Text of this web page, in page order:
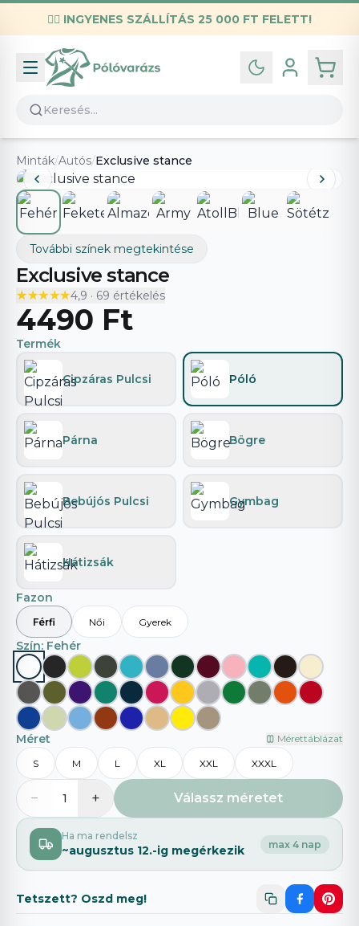
✌🏼 INGYENES SZÁLLÍTÁS 25 000 FT FELETT!
Infó
Kapcsolat
GYIK
Általános szerződési feltételek
Adatvédelmi nyilatkozat
Minták/Autós/Exclusive stance
További színek megtekintése
Exclusive stance
★★★★★
★★★★★4,9 · 69 értékelés
4490 Ft
Termék
Cipzáras Pulcsi Póló
Párna Bögre
Bebújós Pulcsi Gymbag
Hátizsák
Fazon
Férfi Női Gyerek
Szín: Fehér
Méret Mérettáblázat
S M L XL XXL XXXL
− 1 + Válassz méretet
Ha ma rendelsz
~augusztus 12.-ig megérkezik max 4 nap
Tetszett? Oszd meg!